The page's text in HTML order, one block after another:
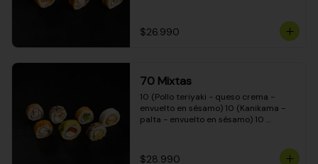
crema - cebollín) 10 (Carne - queso
crema - cebollín)
$26.990
70 Mixtas
10 (Pollo teriyaki - queso crema -
envuelto en sésamo) 10 (Kanikama -
palta - envuelto en sésamo) 10
- envuelto en queso crema) 10
$28.990